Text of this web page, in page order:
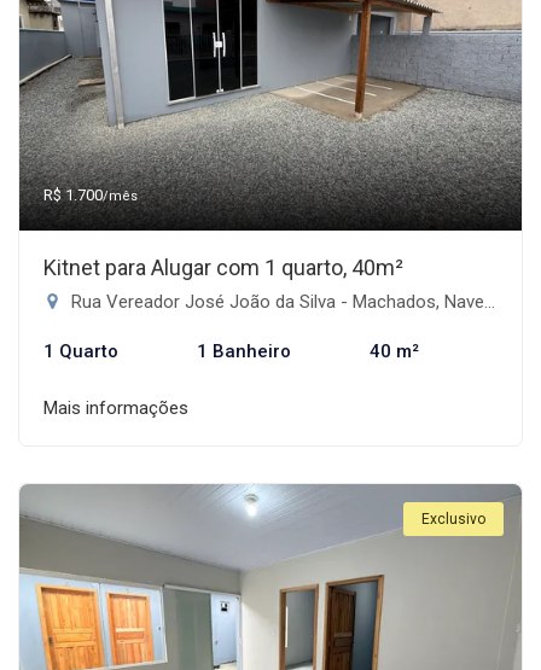
R$ 1.700/mês
Kitnet para Alugar com 1 quarto, 40m²
Rua Vereador José João da Silva - Machados, Navegantes-SC
1 Quarto 1 Banheiro 40 m²
Mais informações
Exclusivo